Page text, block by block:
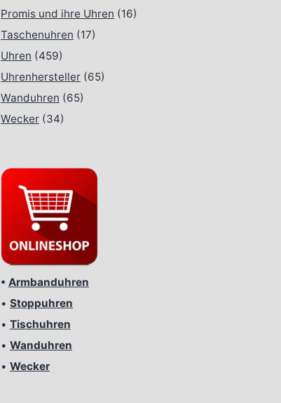
Promis und ihre Uhren (16)
Taschenuhren (17)
Uhren (459)
Uhrenhersteller (65)
Wanduhren (65)
Wecker (34)
• Armbanduhren
• Stoppuhren
• Tischuhren
• Wanduhren
• Wecker